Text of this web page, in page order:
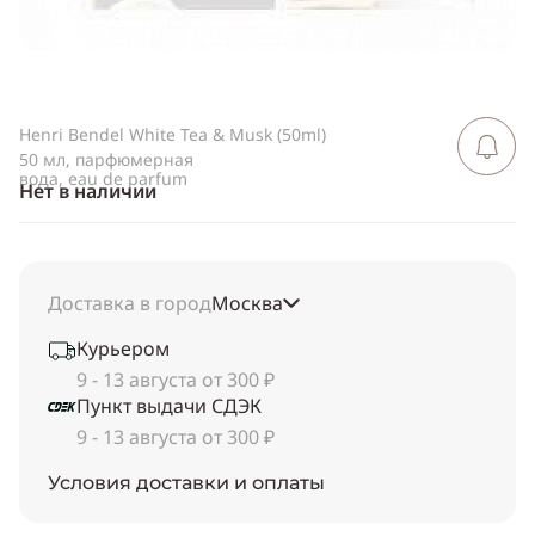
Henri Bendel White Tea & Musk (50ml)
50 мл, парфюмерная
вода, eau de parfum
Нет в наличии
Сообщить
Доставка в городМосква
Курьером
9 - 13 августа от 300 ₽
Пункт выдачи СДЭК
9 - 13 августа от 300 ₽
Условия доставки и оплаты